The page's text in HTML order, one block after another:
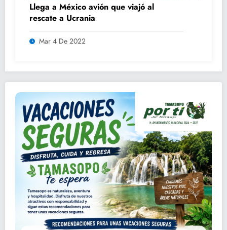
Llega a México avión que viajó al
rescate a Ucrania
Mar 4 De 2022